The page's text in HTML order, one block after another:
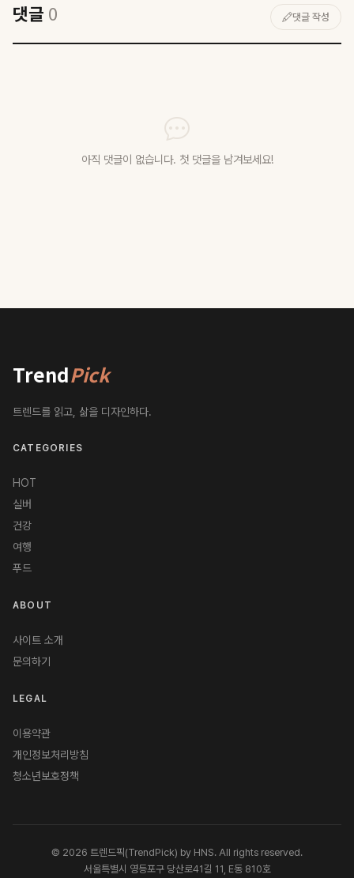
댓글 0 댓글 작성
아직 댓글이 없습니다. 첫 댓글을 남겨보세요!
TrendPick
트렌드를 읽고, 삶을 디자인하다.
CATEGORIES
HOT
실버
건강
여행
푸드
ABOUT
사이트 소개
문의하기
LEGAL
이용약관
개인정보처리방침
청소년보호정책
© 2026 트렌드픽(TrendPick) by HNS. All rights reserved.
서울특별시 영등포구 당산로41길 11, E동 810호